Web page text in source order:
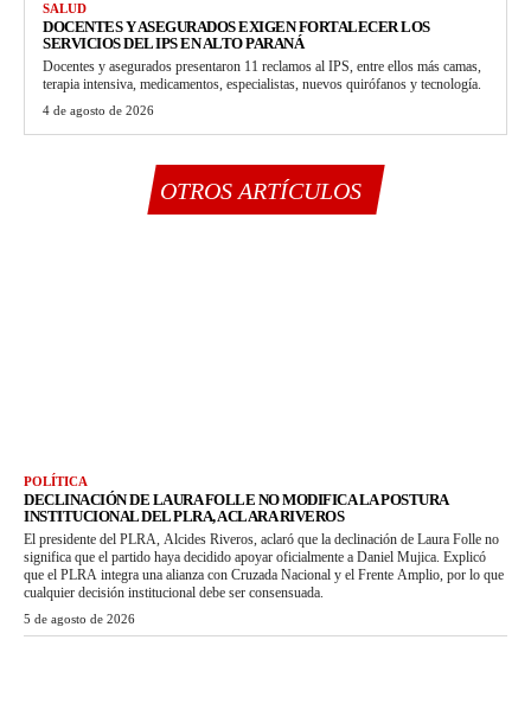
SALUD
DOCENTES Y ASEGURADOS EXIGEN FORTALECER LOS
SERVICIOS DEL IPS EN ALTO PARANÁ
Docentes y asegurados presentaron 11 reclamos al IPS, entre ellos más camas,
terapia intensiva, medicamentos, especialistas, nuevos quirófanos y tecnología.
4 de agosto de 2026
OTROS ARTÍCULOS
POLÍTICA
DECLINACIÓN DE LAURA FOLLE NO MODIFICA LA POSTURA
INSTITUCIONAL DEL PLRA, ACLARA RIVEROS
El presidente del PLRA, Alcides Riveros, aclaró que la declinación de Laura Folle no
significa que el partido haya decidido apoyar oficialmente a Daniel Mujica. Explicó
que el PLRA integra una alianza con Cruzada Nacional y el Frente Amplio, por lo que
cualquier decisión institucional debe ser consensuada.
5 de agosto de 2026